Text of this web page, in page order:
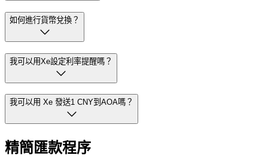
如何進行貨幣兌換？
我可以用Xe設定利率提醒嗎？
我可以用 Xe 發送1 CNY到AOA嗎？
精簡匯款程序